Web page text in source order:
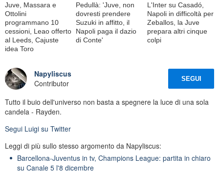
Juve, Massara e
Ottolini
programmano 10
cessioni, Leao offerto
al Leeds, Cajuste
idea Toro
Pedullà: 'Juve, non
dovresti prendere
Suzuki in affitto, il
Napoli paga il dazio
di Conte'
L'Inter su Casadó,
Napoli in difficoltà per
Zeballos, la Juve
prepara altri cinque
colpi
Napyliscus
Contributor
SEGUI
Tutto il buio dell'universo non basta a spegnere la luce di una sola
candela - Rayden.
Segui Luigi su Twitter
Leggi di più sullo stesso argomento da Napyliscus:
Barcellona-Juventus in tv, Champions League: partita in chiaro
su Canale 5 l'8 dicembre